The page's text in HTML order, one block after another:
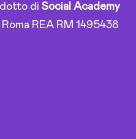
di Social Academy
REA RM 1495438